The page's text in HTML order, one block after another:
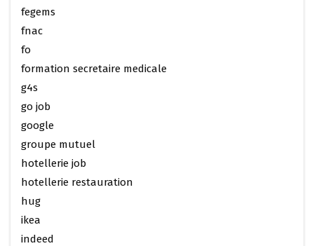
fegems
fnac
fo
formation secretaire medicale
g4s
go job
google
groupe mutuel
hotellerie job
hotellerie restauration
hug
ikea
indeed